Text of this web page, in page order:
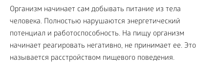
Организм начинает сам добывать питание из тела
человека. Полностью нарушаются энергетический
потенциал и работоспособность. На пищу организм
начинает реагировать негативно, не принимает ее. Это
называется расстройством пищевого поведения.